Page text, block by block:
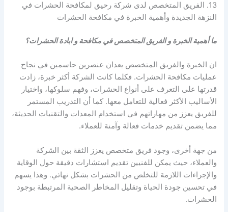
13. الفريق المتخصص لدى شركة رحيق لمكافحة الحشرات في
النزهة الجديدة وأهمية الخبرة في مكافحة الحشرات
ما أهمية الخبرة و الفريق المتخصص في مكافحة و ابادة الحشرات؟
ان الخبرة والفريق المتخصص يعدان عنصرين حاسمين في نجاح
عمليات مكافحة الحشرات. فكلما كانت الشركة أكثر خبرة، زادت
قدرتها على التعرف على أنواع الحشرات، وفهم سلوكها، واختيار
الأساليب الأكثر فعالية للتعامل معها. كما أن التدريب المستمر
للفريق يعزز من مهاراتهم في استخدام المعدات والتقنيات الحديثة،
مما يضمن تقديم خدمات فعالة وآمنة للعملاء.
من جهة أخرى، وجود فريق متخصص يعزز الثقة بين الشركة
والعملاء، حيث يمكن للفنيين تقديم استشارات دقيقة حول الوقاية
والإجراءات اللازمة للتخلص من الحشرات بشكل نهائي. وهذا يسهم
في تحسين جودة الحياة وتقليل المخاطر الصحية المرتبطة بوجود
الحشرات.